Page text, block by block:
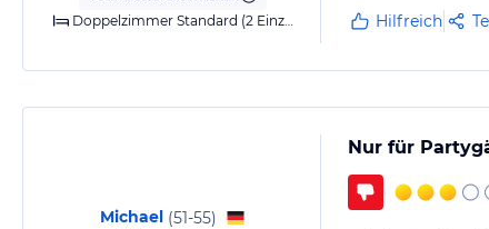
Doppelzimmer Standard (2 Einzelbetten) seitlichem Meerblick (Balkon oder Terrasse), 1x Doppelzimmer Standard zur Einzelbenutzung seitlichem Meerblick (Balkon oder Terrasse)
Hilfreich
Michael (51-55)
Nur für